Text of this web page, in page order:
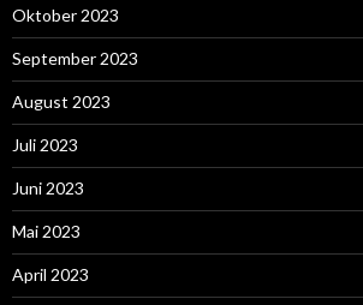
Oktober 2023
September 2023
August 2023
Juli 2023
Juni 2023
Mai 2023
April 2023